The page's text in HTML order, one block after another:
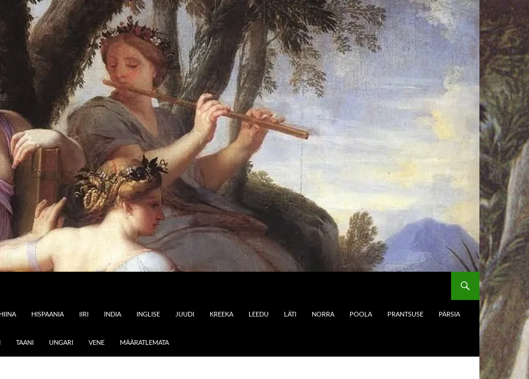
HIINA HISPAANIA IIRI INDIA INGLISE JUUDI KREEKA LEEDU LÄTI NORRA POOLA PRANTSUSE PÄRSIA
TAANI UNGARI VENE MÄÄRATLEMATA